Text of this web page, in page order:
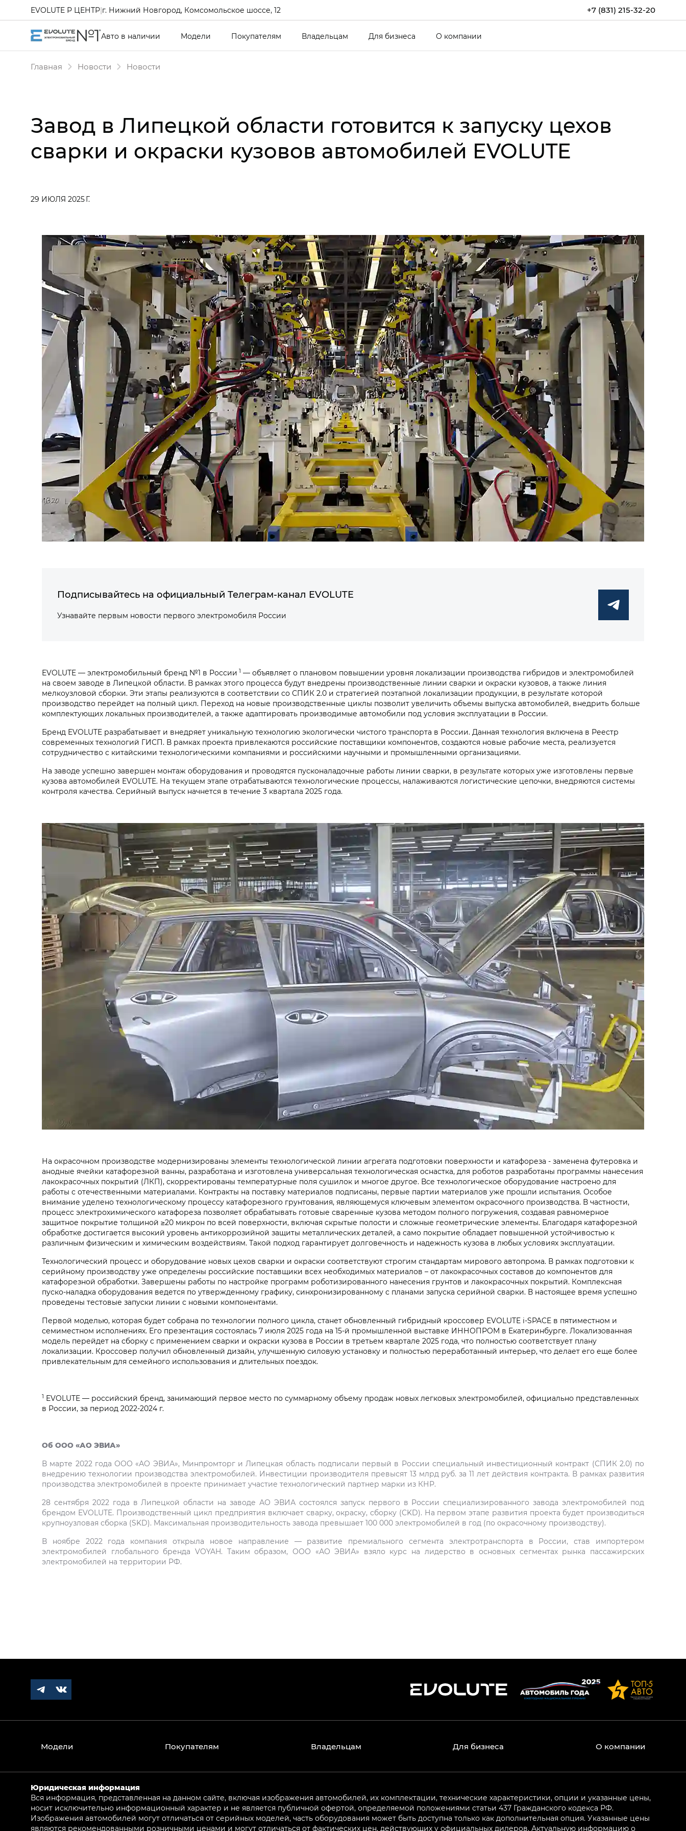
+7 (831) 215-32-20
EVOLUTE Р ЦЕНТР|г. Нижний Новгород, Комсомольское шоссе, 12
Авто в наличии Модели Покупателям Владельцам Для бизнеса О компании
Главная Новости Новости
Завод в Липецкой области готовится к запуску цехов
сварки и окраски кузовов автомобилей EVOLUTE
29 ИЮЛЯ 2025 Г.
Подписывайтесь на официальный Телеграм-канал EVOLUTE
Узнавайте первым новости первого электромобиля России
EVOLUTE — электромобильный бренд №1 в России 1 — объявляет о плановом повышении уровня локализации производства гибридов и электромобилей
на своем заводе в Липецкой области. В рамках этого процесса будут внедрены производственные линии сварки и окраски кузовов, а также линия
мелкоузловой сборки. Эти этапы реализуются в соответствии со СПИК 2.0 и стратегией поэтапной локализации продукции, в результате которой
производство перейдет на полный цикл. Переход на новые производственные циклы позволит увеличить объемы выпуска автомобилей, внедрить больше
комплектующих локальных производителей, а также адаптировать производимые автомобили под условия эксплуатации в России.
Бренд EVOLUTE разрабатывает и внедряет уникальную технологию экологически чистого транспорта в России. Данная технология включена в Реестр
современных технологий ГИСП. В рамках проекта привлекаются российские поставщики компонентов, создаются новые рабочие места, реализуется
сотрудничество с китайскими технологическими компаниями и российскими научными и промышленными организациями.
На заводе успешно завершен монтаж оборудования и проводятся пусконаладочные работы линии сварки, в результате которых уже изготовлены первые
кузова автомобилей EVOLUTE. На текущем этапе отрабатываются технологические процессы, налаживаются логистические цепочки, внедряются системы
контроля качества. Серийный выпуск начнется в течение 3 квартала 2025 года.
На окрасочном производстве модернизированы элементы технологической линии агрегата подготовки поверхности и катафореза - заменена футеровка и
анодные ячейки катафорезной ванны, разработана и изготовлена универсальная технологическая оснастка, для роботов разработаны программы нанесения
лакокрасочных покрытий (ЛКП), скорректированы температурные поля сушилок и многое другое. Все технологическое оборудование настроено для
работы с отечественными материалами. Контракты на поставку материалов подписаны, первые партии материалов уже прошли испытания. Особое
внимание уделено технологическому процессу катафорезного грунтования, являющемуся ключевым элементом окрасочного производства. В частности,
процесс электрохимического катафореза позволяет обрабатывать готовые сваренные кузова методом полного погружения, создавая равномерное
защитное покрытие толщиной ≥20 микрон по всей поверхности, включая скрытые полости и сложные геометрические элементы. Благодаря катафорезной
обработке достигается высокий уровень антикоррозийной защиты металлических деталей, а само покрытие обладает повышенной устойчивостью к
различным физическим и химическим воздействиям. Такой подход гарантирует долговечность и надежность кузова в любых условиях эксплуатации.
Технологический процесс и оборудование новых цехов сварки и окраски соответствуют строгим стандартам мирового автопрома. В рамках подготовки к
серийному производству уже определены российские поставщики всех необходимых материалов – от лакокрасочных составов до компонентов для
катафорезной обработки. Завершены работы по настройке программ роботизированного нанесения грунтов и лакокрасочных покрытий. Комплексная
пуско-наладка оборудования ведется по утвержденному графику, синхронизированному с планами запуска серийной сварки. В настоящее время успешно
проведены тестовые запуски линии с новыми компонентами.
Первой моделью, которая будет собрана по технологии полного цикла, станет обновленный гибридный кроссовер EVOLUTE i‑SPACE в пятиместном и
семиместном исполнениях. Его презентация состоялась 7 июля 2025 года на 15-й промышленной выставке ИННОПРОМ в Екатеринбурге. Локализованная
модель перейдет на сборку с применением сварки и окраски кузова в России в третьем квартале 2025 года, что полностью соответствует плану
локализации. Кроссовер получил обновленный дизайн, улучшенную силовую установку и полностью переработанный интерьер, что делает его еще более
привлекательным для семейного использования и длительных поездок.
1 EVOLUTE — российский бренд, занимающий первое место по суммарному объему продаж новых легковых электромобилей, официально представленных
в России, за период 2022-2024 г.
Об ООО «АО ЭВИА»
В марте 2022 года ООО «АО ЭВИА», Минпромторг и Липецкая область подписали первый в России специальный инвестиционный контракт (СПИК 2.0) по
внедрению технологии производства электромобилей. Инвестиции производителя превысят 13 млрд руб. за 11 лет действия контракта. В рамках развития
производства электромобилей в проекте принимает участие технологический партнер марки из КНР.
28 сентября 2022 года в Липецкой области на заводе АО ЭВИА состоялся запуск первого в России специализированного завода электромобилей под
брендом EVOLUTE. Производственный цикл предприятия включает сварку, окраску, сборку (CKD). На первом этапе развития проекта будет производиться
крупноузловая сборка (SKD). Максимальная производительность завода превышает 100 000 электромобилей в год (по окрасочному производству).
В ноябре 2022 года компания открыла новое направление — развитие премиального сегмента электротранспорта в России, став импортером
электромобилей глобального бренда VOYAH. Таким образом, ООО «АО ЭВИА» взяло курс на лидерство в основных сегментах рынка пассажирских
электромобилей на территории РФ.
Модели Покупателям Владельцам Для бизнеса О компании
Юридическая информация
Вся информация, представленная на данном сайте, включая изображения автомобилей, их комплектации, технические характеристики, опции и указанные цены,
носит исключительно информационный характер и не является публичной офертой, определяемой положениями статьи 437 Гражданского кодекса РФ.
Изображения автомобилей могут отличаться от серийных моделей, часть оборудования может быть доступна только как дополнительная опция. Указанные цены
являются рекомендованными розничными ценами и могут отличаться от фактических цен, действующих у официальных дилеров. Актуальную информацию о